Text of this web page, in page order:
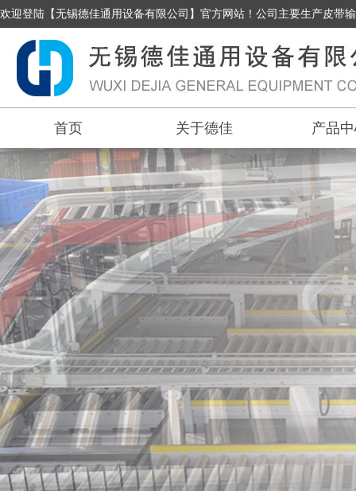
欢迎登陆【无锡德佳通用设备有限公司】官方网站！公司主要生产皮带
首页 关于德佳 产品